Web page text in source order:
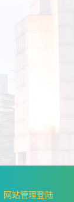
网站管理登陆